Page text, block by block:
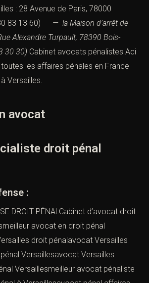
: 28 Avenue de Paris, 78000
83 13 60)
— la Maison d’arrêt de
Alexandre Turpault, 78390 Bois-
30 30) Cabinet avocats pénalistes Aci
les affaires pénales en France
Versailles.
avocat
droit pénal
:
DROIT PÉNALCabinet d’avocat droit
avocat en droit pénal
droit pénalavocat Versailles
Versaillesavocat Versailles
Versaillesmeilleur avocat pénaliste